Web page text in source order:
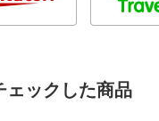
ェックした商品